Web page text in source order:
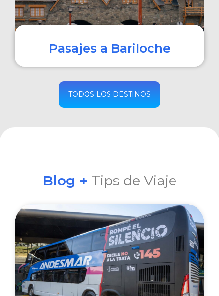
Pasajes a Bariloche
COMPRAR
TODOS LOS DESTINOS
Blog + Tips de Viaje